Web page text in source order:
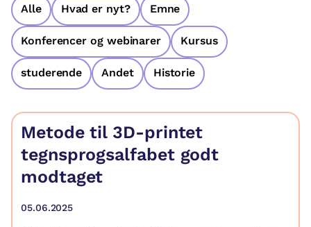
Alle Hvad er nyt? Emne
Konferencer og webinarer Kursus
studerende Andet Historie
Metode til 3D-printet
tegnsprogsalfabet godt
modtaget
05.06.2025